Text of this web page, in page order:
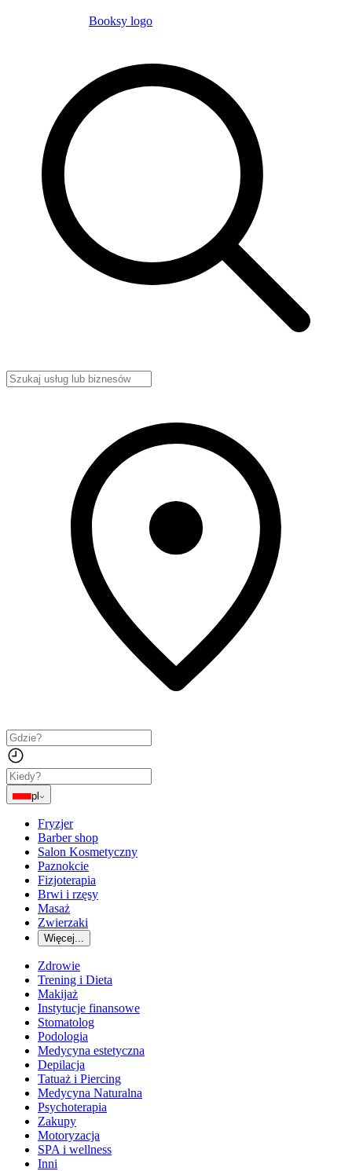
Booksy logo
pl
Fryzjer
Barber shop
Salon Kosmetyczny
Paznokcie
Fizjoterapia
Brwi i rzęsy
Masaż
Zwierzaki
Więcej...
Zdrowie
Trening i Dieta
Makijaż
Instytucje finansowe
Stomatolog
Podologia
Medycyna estetyczna
Depilacja
Tatuaż i Piercing
Medycyna Naturalna
Psychoterapia
Zakupy
Motoryzacja
SPA i wellness
Inni